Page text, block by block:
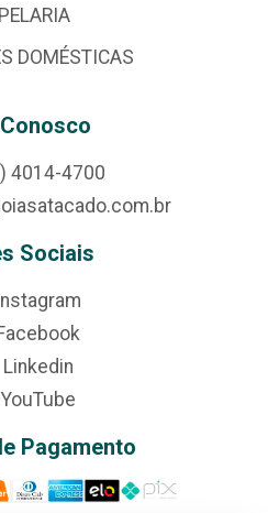
DOMÉSTICAS
4014-4700
Sociais
Linkedin
YouTube
Pagamento